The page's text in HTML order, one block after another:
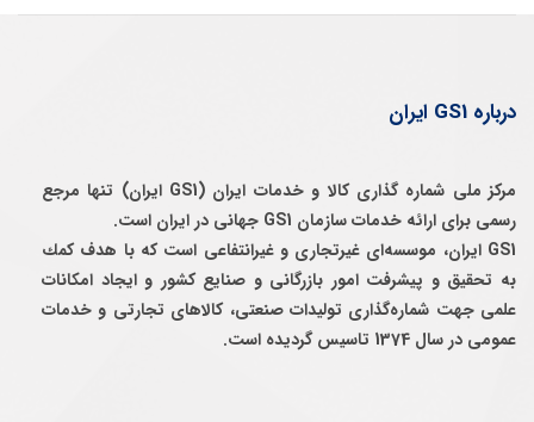
درباره GS1 ایران
مرکز ملی شماره گذاری کالا و خدمات ایران (GS1 ایران) تنها مرجع
رسمی برای ارائه خدمات سازمان GS1 جهانی در ایران است.
GS1 ایران، موسسه‌ای غيرتجاری و غيرانتفاعی است كه با هدف كمك
به تحقيق و پيشرفت امور بازرگانی و صنايع كشور و ايجاد امكانات
علمی جهت شماره‌گذاری توليدات صنعتی، كالاهای تجارتی و خدمات
عمومی در سال 1374 تاسيس گرديده است.